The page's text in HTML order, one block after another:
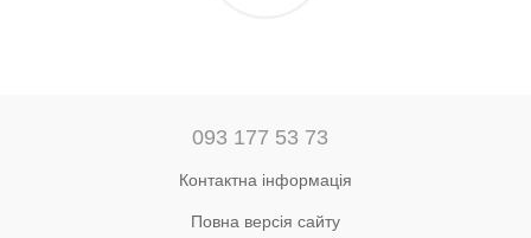
093 177 53 73
Контактна інформація
Повна версія сайту